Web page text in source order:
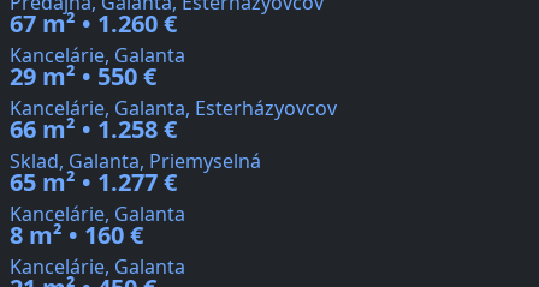
67 m² • 1.260 €
Kancelárie, Galanta
29 m² • 550 €
Kancelárie, Galanta, Esterházyovcov
66 m² • 1.258 €
Sklad, Galanta, Priemyselná
65 m² • 1.277 €
Kancelárie, Galanta
8 m² • 160 €
Kancelárie, Galanta